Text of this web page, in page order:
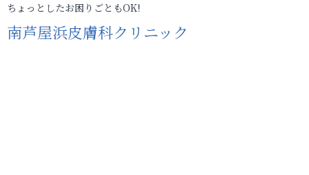
ちょっとしたお困りごともOK!
南芦屋浜皮膚科クリニック